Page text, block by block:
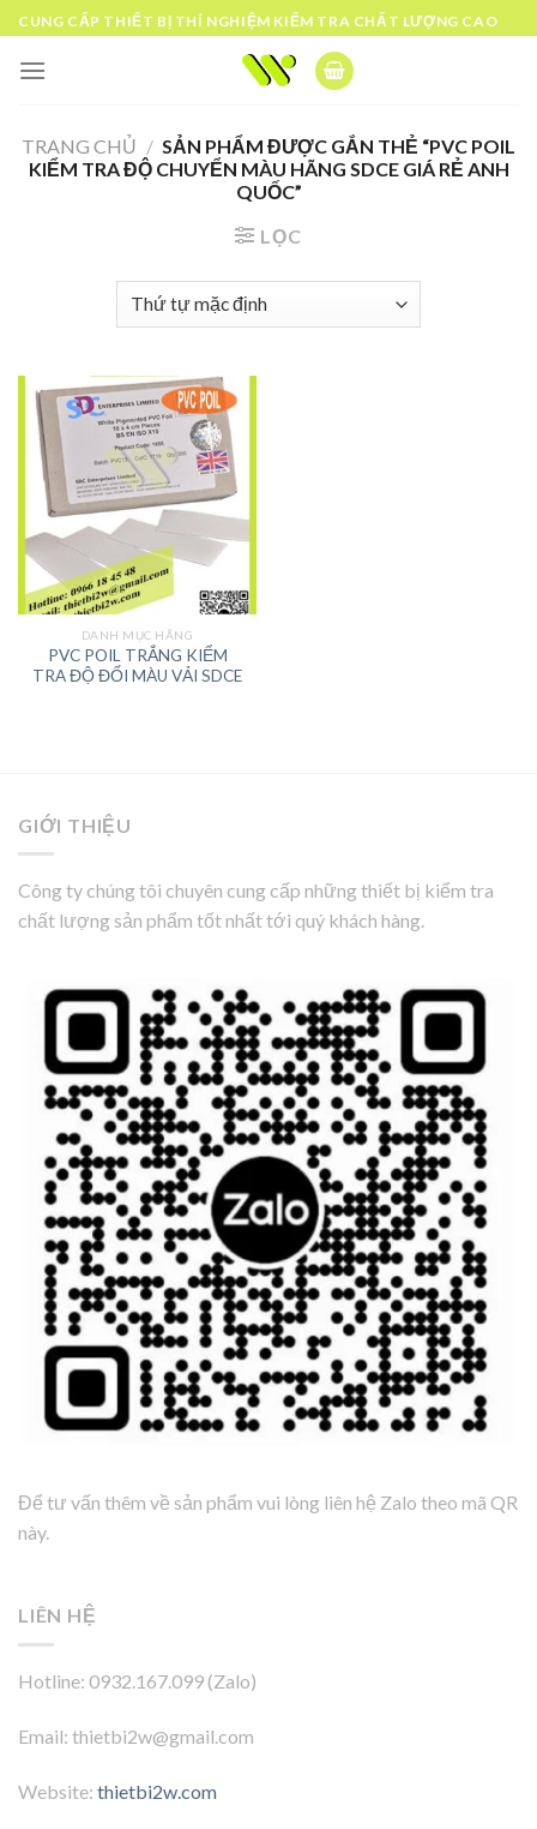
Skip
to
content
CUNG CẤP THIẾT BỊ THÍ NGHIỆM KIỂM TRA CHẤT LƯỢNG CAO
TRANG CHỦ / SẢN PHẨM ĐƯỢC GẮN THẺ “PVC POIL
KIỂM TRA ĐỘ CHUYỂN MÀU HÃNG SDCE GIÁ RẺ ANH
QUỐC”
LỌC
DANH MỤC HÃNG
PVC POIL TRẮNG KIỂM
TRA ĐỘ ĐỔI MÀU VẢI SDCE
GIỚI THIỆU
Công ty chúng tôi chuyên cung cấp những thiết bị kiểm tra
chất lượng sản phẩm tốt nhất tới quý khách hàng.
Để tư vấn thêm về sản phẩm vui lòng liên hệ Zalo theo mã QR
này.
LIÊN HỆ
Hotline: 0932.167.099 (Zalo)
Email: thietbi2w@gmail.com
Website: thietbi2w.com